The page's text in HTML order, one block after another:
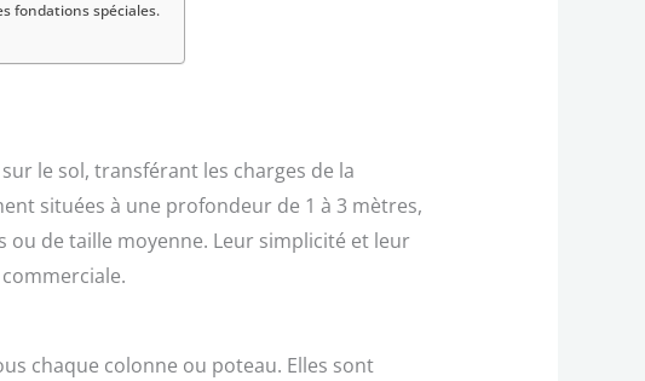
fondations spéciales.
le sol, transférant les charges de la
situées à une profondeur de 1 à 3 mètres,
de taille moyenne. Leur simplicité et leur
chaque colonne ou poteau. Elles sont